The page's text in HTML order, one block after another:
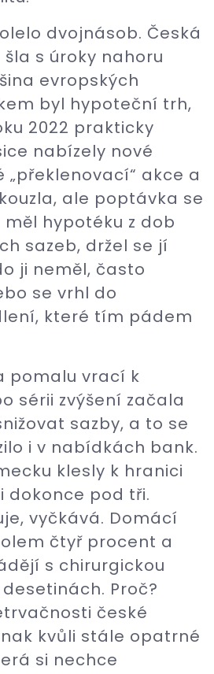
dvojnásob. Česká
s úroky nahoru
evropských
byl hypoteční trh,
2022 prakticky
nabízely nové
„překlenovací“ akce a
ale poptávka se
hypotéku z dob
sazeb, držel se jí
ji neměl, často
se vrhl do
které tím pádem
pomalu vrací k
sérii zvýšení začala
sazby, a to se
i v nabídkách bank.
klesly k hranici
dokonce pod tři.
vyčkává. Domácí
čtyř procent a
s chirurgickou
Proč?
české
kvůli stále opatrné
si nechce